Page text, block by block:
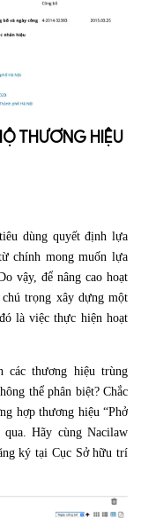
THƯƠNG HIỆU
dùng quyết định lựa
chính mong muốn lựa
vậy, để nâng cao hoạt
chú trọng xây dựng một
là việc thực hiện hoạt
các thương hiệu trùng
thể phân biệt? Chắc
hợp thương hiệu “Phở
Hãy cùng Nacilaw
ký tại Cục Sở hữu trí